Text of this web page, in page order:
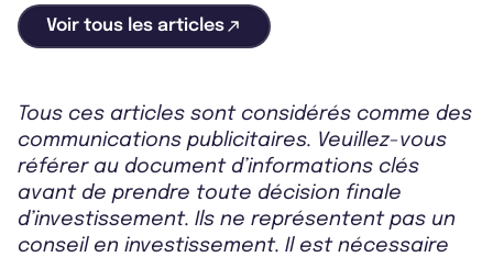
Voir tous les articles
Tous ces articles sont considérés comme des
communications publicitaires. Veuillez-vous
référer au document d’informations clés
avant de prendre toute décision finale
d’investissement. Ils ne représentent pas un
conseil en investissement. Il est nécessaire